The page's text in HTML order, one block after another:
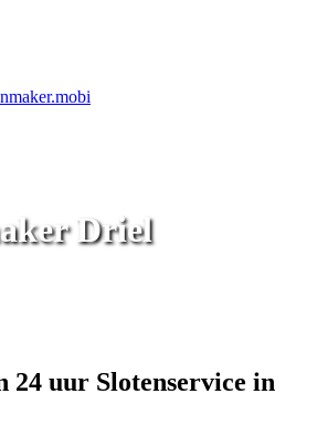
Driel
24 uur Slotenservice in